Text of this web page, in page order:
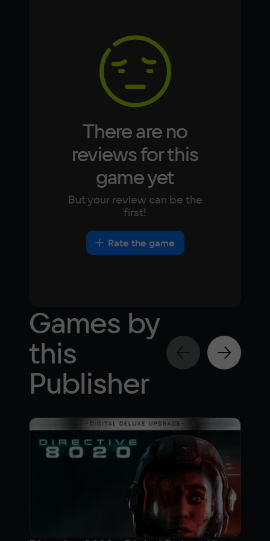
Video card
NVidia GeForce RTX 2060
DirectX(R): 9.0, Звуковая карта:
совместимая c DirectX
Japanese
There are no
reviews for this
game yet
But your review can be the
first!
Rate the game
Games by
this
Publisher